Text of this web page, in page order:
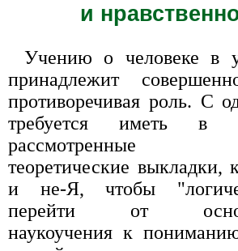
и
Учению о человеке в
принадлежит
противоречивая роль. С
требуется иметь в
рассмотренные
теоретические
и не-Я, чтобы
перейти от
наукоучения к